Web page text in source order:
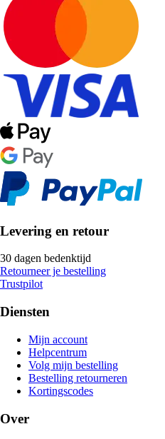
Levering en retour
30 dagen bedenktijd
Retourneer je bestelling
Trustpilot
Diensten
Mijn account
Helpcentrum
Volg mijn bestelling
Bestelling retourneren
Kortingscodes
Over